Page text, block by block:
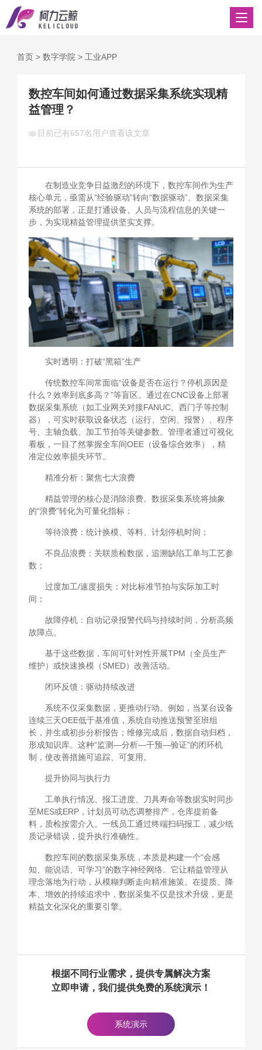
首页> 数字学院 > 工业APP
数控车间如何通过数据采集系统实现精
益管理？
目前已有657名用户查看该文章
在制造业竞争日益激烈的环境下，数控车间作为生产
核心单元，亟需从“经验驱动”转向“数据驱动”。数据采集
系统的部署，正是打通设备、人员与流程信息的关键一
步，为实现精益管理提供坚实支撑。
实时透明：打破“黑箱”生产
传统数控车间常面临“设备是否在运行？停机原因是
什么？效率到底多高？”等盲区。通过在CNC设备上部署
数据采集系统（如工业网关对接FANUC、西门子等控制
器），可实时获取设备状态（运行、空闲、报警）、程序
号、主轴负载、加工节拍等关键参数。管理者通过可视化
看板，一目了然掌握全车间OEE（设备综合效率），精
准定位效率损失环节。
精准分析：聚焦七大浪费
精益管理的核心是消除浪费。数据采集系统将抽象
的“浪费”转化为可量化指标：
等待浪费：统计换模、等料、计划停机时间；
不良品浪费：关联质检数据，追溯缺陷工单与工艺参
数；
过度加工/速度损失：对比标准节拍与实际加工时
间；
故障停机：自动记录报警代码与持续时间，分析高频
故障点。
基于这些数据，车间可针对性开展TPM（全员生产
维护）或快速换模（SMED）改善活动。
闭环反馈：驱动持续改进
系统不仅采集数据，更推动行动。例如，当某台设备
连续三天OEE低于基准值，系统自动推送预警至班组
长，并生成初步分析报告；维修完成后，数据自动归档，
形成知识库。这种“监测—分析—干预—验证”的闭环机
制，使改善措施可追踪、可复用。
提升协同与执行力
工单执行情况、报工进度、刀具寿命等数据实时同步
至MES或ERP，计划员可动态调整排产，仓库提前备
料，质检按需介入。一线员工通过终端扫码报工，减少纸
质记录错误，提升执行准确性。
数控车间的数据采集系统，本质是构建一个“会感
知、能说话、可学习”的数字神经网络。它让精益管理从
理念落地为行动，从模糊判断走向精准施策。在提质、降
本、增效的持续追求中，数据采集不仅是技术升级，更是
精益文化深化的重要引擎。
根据不同行业需求，提供专属解决方案
立即申请，我们提供免费的系统演示！
系统演示